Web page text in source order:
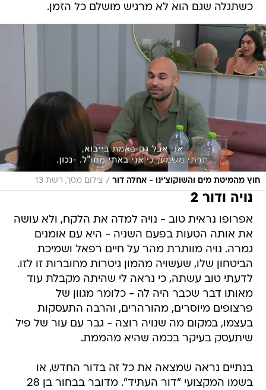
כשתגלה שגם הוא לא מרגיש מושלם כל הזמן.
חוץ מהמיטת מים והשוקוצ׳ינו - אחלה דור / צילום מסך, רשת 13
נויה ודור 2
אפרופו נראית טוב - נויה למדה את הלקח, ולא עושה
את אותה הטעות בפעם השניה - היא עם אומנים
גמרה. נויה מוותרת מהר על חיים רפאל ושמיכת
הביטחון שלו, שעשויה מהמון גיטרות מחוברות זו לזו.
לדעתי טוב עשתה, כי נראה לי שהיתה מקבלת עוד
מאותו דבר שכבר היה לה - כלומר מגוון של
פרצופים מיוסרים, מהורהרים, והרבה התעסקות
בעצמו, במקום מה שנויה רוצה - גבר עם עור של פיל
שיתעסק בעיקר בכמה שהיא מהממת.
בנתיים נראה שמצאה את כל זה בדור החדש, או
בשמו המקצועי "דור העתיד". מדובר בבחור בן 28